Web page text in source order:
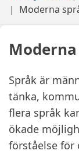
Moderna
Språk är
tänka,
flera språk
ökade
förståelse för